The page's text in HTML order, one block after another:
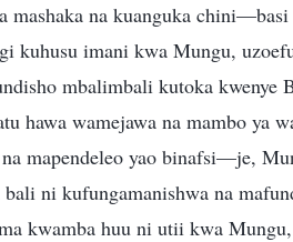
mashaka na kuanguka
kuhusu imani kwa Mungu,
mbalimbali kutoka kwenye
hawa wamejawa na mambo ya
mapendeleo yao binafsi—je,
ni kufungamanishwa na
kwamba huu ni utii kwa